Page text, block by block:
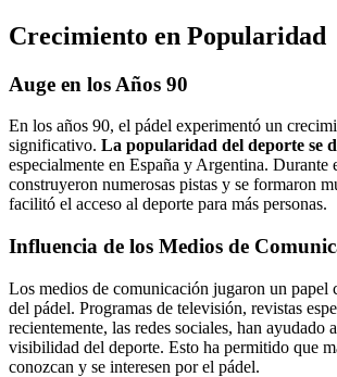
Crecimiento en Popularidad
Auge en los Años 90
En los años 90, el pádel experimentó un
significativo. La popularidad del deporte se
especialmente en España y Argentina. Durante
construyeron numerosas pistas y se formaron
facilitó el acceso al deporte para más personas.
Influencia de los Medios de
Los medios de comunicación jugaron un papel
del pádel. Programas de televisión, revistas
recientemente, las redes sociales, han ayudado
visibilidad del deporte. Esto ha permitido que
conozcan y se interesen por el pádel.